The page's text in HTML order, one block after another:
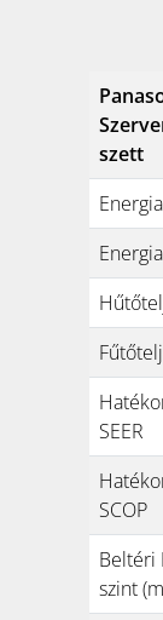
szett
SEER
SCOP
Beltéri
szint